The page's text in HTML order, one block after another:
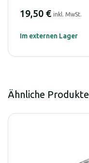
19,50 € inkl. MwSt.
Im externen Lager
Ähnliche Produkte